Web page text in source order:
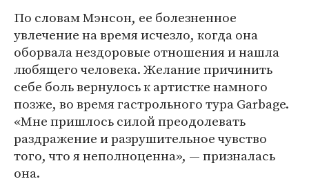
По словам Мэнсон, ее болезненное
увлечение на время исчезло, когда она
оборвала нездоровые отношения и нашла
любящего человека. Желание причинить
себе боль вернулось к артистке намного
позже, во время гастрольного тура Garbage.
«Мне пришлось силой преодолевать
раздражение и разрушительное чувство
того, что я неполноценна», — призналась
она.